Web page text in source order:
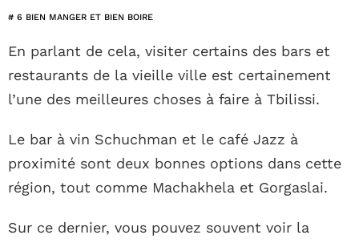
# 6 BIEN MANGER ET BIEN BOIRE
En parlant de cela, visiter certains des bars et
restaurants de la vieille ville est certainement
l’une des meilleures choses à faire à Tbilissi.
Le bar à vin Schuchman et le café Jazz à
proximité sont deux bonnes options dans cette
région, tout comme Machakhela et Gorgaslai.
Sur ce dernier, vous pouvez souvent voir la